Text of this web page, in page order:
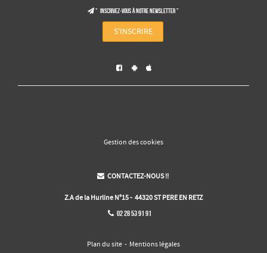
" Inscrivez-vous à notre NEWSLETTER "
S'INSCRIRE
  
Gestion des cookies
 CONTACTEZ-NOUS !!
Z.A de la Hurline N°15 - 44320 ST PERE EN RETZ
 02 28 53 91 91
Plan du site - Mentions légales